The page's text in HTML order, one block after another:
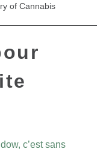
of Cannabis
c’est sans